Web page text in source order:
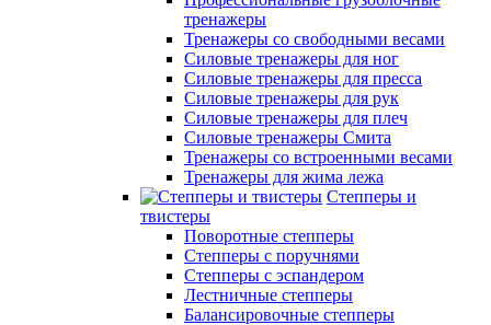
тренажеры
Тренажеры со свободными весами
Силовые тренажеры для ног
Силовые тренажеры для пресса
Силовые тренажеры для рук
Силовые тренажеры для плеч
Силовые тренажеры Смита
Тренажеры со встроенными весами
Тренажеры для жима лежа
Степперы и
твистеры
Поворотные степперы
Степперы с поручнями
Степперы с эспандером
Лестничные степперы
Балансировочные степперы